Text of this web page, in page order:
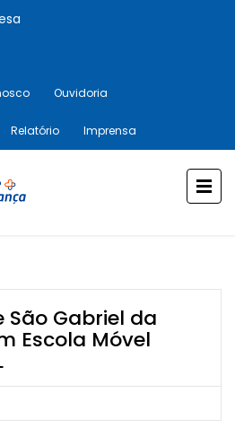
Ouvidoria
Relatório Imprensa
São Gabriel da
Escola Móvel